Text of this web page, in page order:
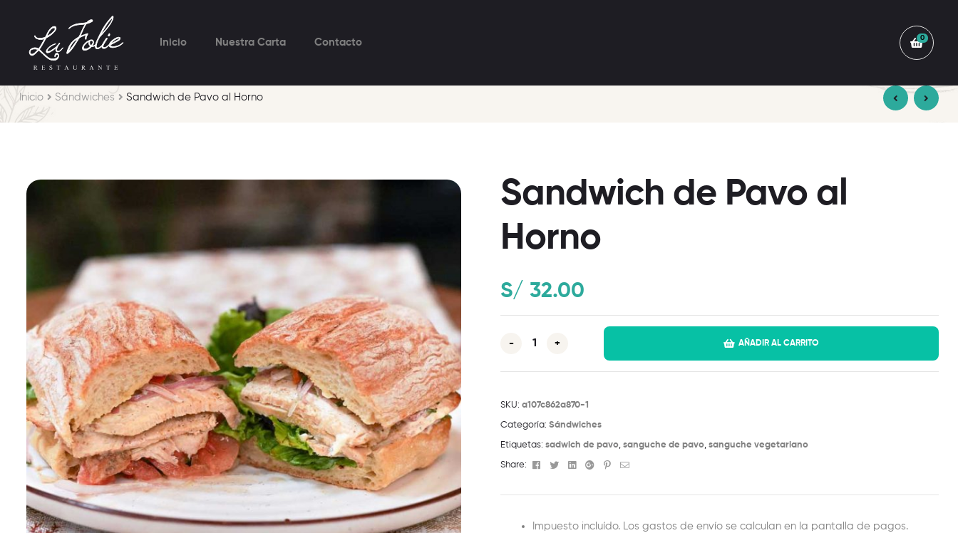
Inicio Nuestra Carta Contacto 0
Inicio Sándwiches Sandwich de Pavo al Horno
S/
Sandwich de Pavo al
Horno
S/ 32.00
- + AÑADIR AL CARRITO
SKU: a107c862a870-1
Categoría: Sándwiches
Etiquetas: sadwich de pavo, sanguche de pavo, sanguche vegetariano
Share: Facebook
TwitterLinkedinGoogle+Pinterest
Email
Impuesto incluído. Los gastos de envío se calculan en la pantalla de pagos.